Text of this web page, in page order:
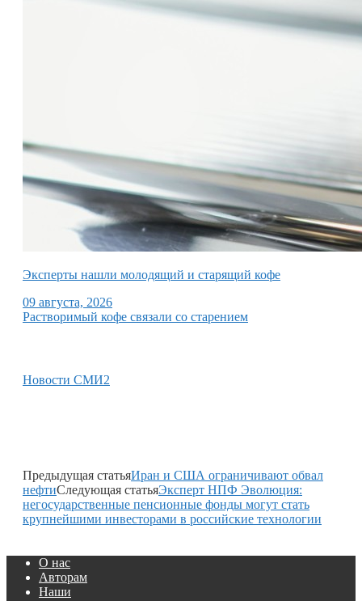
Эксперты нашли молодящий и старящий кофе
09 августа, 2026
Растворимый кофе связали со старением
Новости СМИ2
Предыдущая статьяИран и США ограничивают обвал
нефтиСледующая статьяЭксперт НПФ Эволюция:
негосударственные пенсионные фонды могут стать
крупнейшими инвесторами в российские технологии
О нас
Авторам
Наши